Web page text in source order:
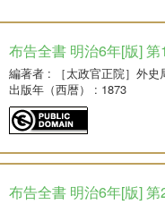
布告全書 明治6年[版] 第
編著者 : ［太政官正院］外史
出版年（西暦）
: 1873
布告全書 明治6年[版] 第